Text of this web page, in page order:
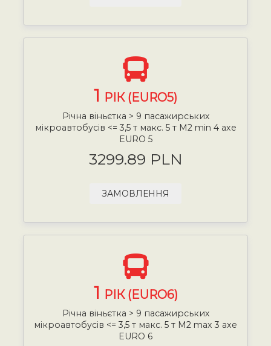
1 РІК (EURO5)
Річна віньєтка > 9 пасажирських
мікроавтобусів <= 3,5 т макс. 5 т М2 min 4 axe
EURO 5
3299.89 PLN
ЗАМОВЛЕННЯ
1 РІК (EURO6)
Річна віньєтка > 9 пасажирських
мікроавтобусів <= 3,5 т макс. 5 т М2 max 3 axe
EURO 6